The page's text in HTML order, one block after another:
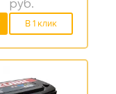
руб.
В 1 клик